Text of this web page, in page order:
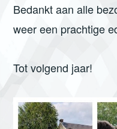
Bedankt aan alle
weer een prachtige
Tot volgend jaar!